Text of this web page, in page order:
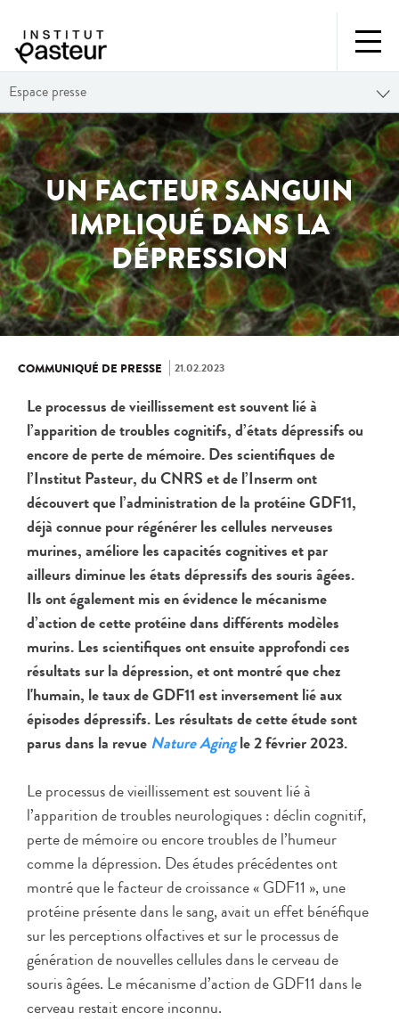
Espace presse
UN FACTEUR SANGUIN
IMPLIQUÉ DANS LA
DÉPRESSION
COMMUNIQUÉ DE PRESSE 21.02.2023
Le processus de vieillissement est souvent lié à
l’apparition de troubles cognitifs, d’états dépressifs ou
encore de perte de mémoire.Des scientifiques de
l’Institut Pasteur, du CNRS et de l’Inserm ont
découvert que l’administration de la protéine GDF11,
déjà connue pour régénérer les cellules nerveuses
murines, améliore les capacités cognitives et par
ailleurs diminue les états dépressifs des souris âgées.
Ils ont également mis en évidence le mécanisme
d’action de cette protéine dans différents modèles
murins. Les scientifiques ont ensuite approfondi ces
résultats sur la dépression, et ont montré que chez
l'humain, le taux de GDF11 est inversement lié aux
épisodes dépressifs. Les résultats de cette étude sont
parus dans la revueNature Agingle 2 février 2023.
Le processus de vieillissement est souvent lié à
l’apparition de troubles neurologiques : déclin cognitif,
perte de mémoire ou encore troubles de l’humeur
comme la dépression. Des études précédentes ont
montré que le facteur de croissance « GDF11 », une
protéine présente dans le sang, avait un effet bénéfique
sur les perceptions olfactives et sur le processus de
génération de nouvelles cellules dans le cerveau de
souris âgées. Le mécanisme d’action de GDF11 dans le
cerveau restait encore inconnu.